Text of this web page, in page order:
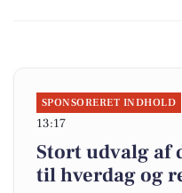
SPONSORERET INDHOLD
13:17
Stort udvalg af
til hverdag og